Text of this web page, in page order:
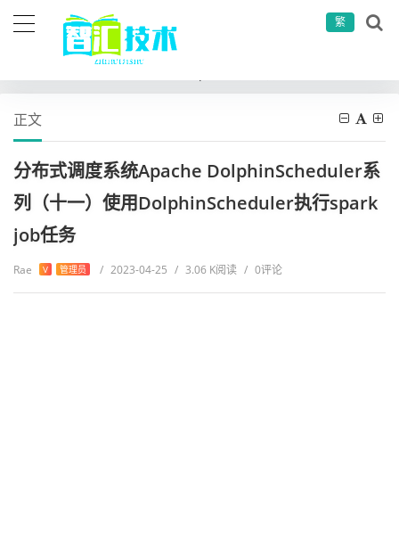
繁
正文
分布式调度系统Apache DolphinScheduler系
列（十一）使用DolphinScheduler执行spark
job任务
Rae V 管理员 / 2023-04-25 / 3.06 K阅读 / 0评论